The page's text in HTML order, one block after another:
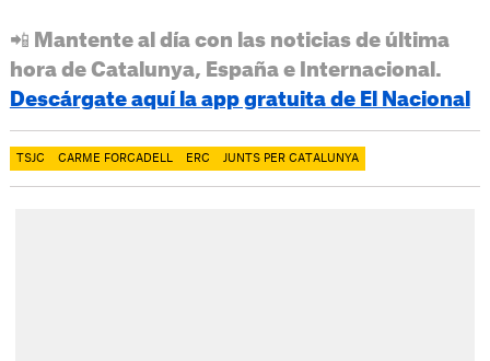
📲 Mantente al día con las noticias de última
hora de Catalunya, España e Internacional.
Descárgate aquí la app gratuita de El Nacional
TSJC CARME FORCADELL ERC JUNTS PER CATALUNYA